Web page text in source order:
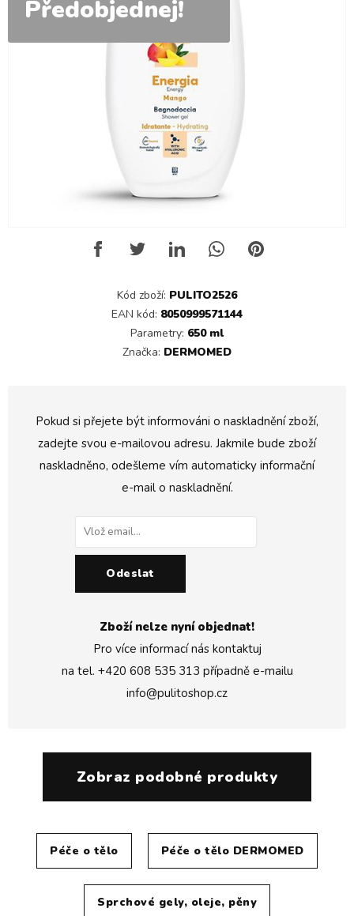
Předobjednej!
Kód zboží: PULITO2526
EAN kód: 8050999571144
Parametry: 650 ml
Značka: DERMOMED
Pokud si přejete být informováni o naskladnění zboží,
zadejte svou e-mailovou adresu. Jakmile bude zboží
naskladněno, odešleme vím automaticky informační
e-mail o naskladnění.
Odeslat
Zboží nelze nyní objednat!
Pro více informací nás kontaktuj
na tel. +420 608 535 313 případně e-mailu
info@pulitoshop.cz
Zobraz podobné produkty
Péče o tělo Péče o tělo DERMOMED
Sprchové gely, oleje, pěny